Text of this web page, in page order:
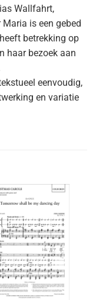
Wallfahrt,
is een gebed
betrekking op
haar bezoek aan
eenvoudig,
en variatie